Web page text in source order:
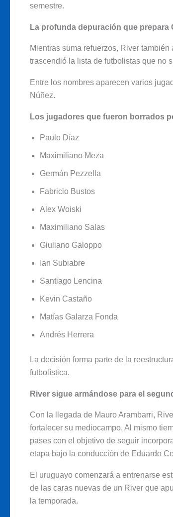
semestre.
La profunda depuración que prepara
Mientras suma refuerzos, River
trascendió la lista de futbolistas que no
Entre los nombres aparecen varios
Núñez.
Los jugadores que fueron borrados
Paulo Díaz
Maximiliano Meza
Germán Pezzella
Fabricio Bustos
Alex Woiski
Maximiliano Salas
Giuliano Galoppo
Ian Subiabre
Santiago Lencina
Kevin Castaño
Matías Galarza Fonda
Andrés Herrera
La decisión forma parte de la
futbolística.
River sigue armándose para el
Con la llegada de Mauro Arambarri,
fortalecer su mediocampo. Al mismo
pases con el objetivo de seguir
etapa bajo la conducción de Eduardo
El uruguayo comenzará a entrenarse
de las caras nuevas de un River que
la temporada.